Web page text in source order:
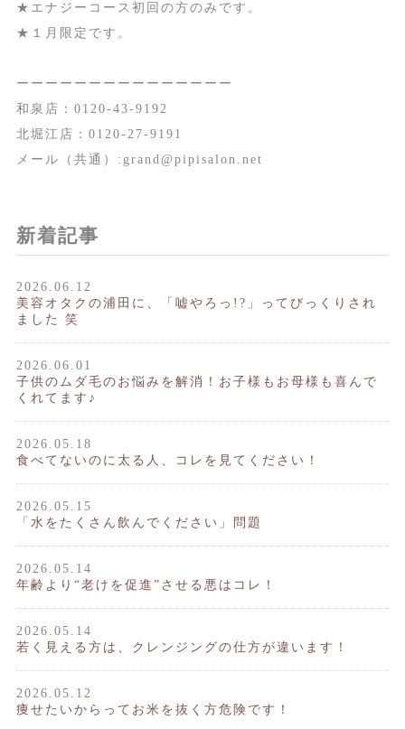
★エナジーコース初回の方のみです。
★１月限定です。
ーーーーーーーーーーーーーーー
和泉店：0120-43-9192
北堀江店：0120-27-9191
メール（共通）:grand@pipisalon.net
新着記事
2026.06.12
美容オタクの浦田に、「嘘やろっ!?」ってびっくりされ
ました 笑
2026.06.01
子供のムダ毛のお悩みを解消！お子様もお母様も喜んで
くれてます♪
2026.05.18
食べてないのに太る人、コレを見てください！
2026.05.15
「水をたくさん飲んでください」問題
2026.05.14
年齢より“老けを促進”させる悪はコレ！
2026.05.14
若く見える方は、クレンジングの仕方が違います！
2026.05.12
痩せたいからってお米を抜く方危険です！